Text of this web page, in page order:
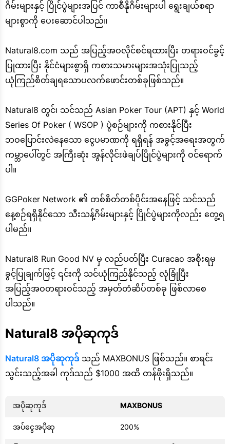
ဂိမ်းများနှင့် ပြိုင်ပွဲများအပြင် ကာစီနိုဂိမ်းများပါ ရွေးချယ်စရာ
များစွာကို ပေးဆောင်ပါသည်။
Natural8.com သည် အပြည့်အဝလိုင်စင်ရထားပြီး တရားဝင်ခွင့်
ပြုထားပြီး နိုင်ငံများစွာရှိ ကစားသမားများအသုံးပြုသည့်
ယုံကြည်စိတ်ချရသောပလက်ဖောင်းတစ်ခုဖြစ်သည်။
Natural8 တွင်၊ သင်သည် Asian Poker Tour (APT) နှင့် World
Series Of Poker ( WSOP ) ပွဲစဉ်များကို ကစားနိုင်ပြီး
ဘဝပြောင်းလဲနေသော ငွေပမာဏကို ရရှိရန် အခွင့်အရေးအတွက်
ကမ္ဘာပေါ်တွင် အကြီးဆုံး အွန်လိုင်းဖဲချပ်ပြိုင်ပွဲများကို ဝင်ရောက်
ပါ။
GGPoker Network ၏ တစ်စိတ်တစ်ပိုင်းအနေဖြင့် သင်သည်
နေ့စဉ်ရရှိနိုင်သော သီးသန့်ဂိမ်းများနှင့် ပြိုင်ပွဲများကိုလည်း တွေ့ရ
ပါမည်။
Natural8 Run Good NV မှ လည်ပတ်ပြီး Curacao အစိုးရမှ
ခွင့်ပြုချက်ဖြင့် ၎င်းကို သင်ယုံကြည်နိုင်သည့် လုံခြုံပြီး
အပြည့်အဝတရားဝင်သည့် အမှတ်တံဆိပ်တစ်ခု ဖြစ်လာစေ
ပါသည်။
Natural8 အပိုဆုကုဒ်
Natural8 အပိုဆုကုဒ်သည် MAXBONUS ဖြစ်သည်။ စာရင်း
သွင်းသည့်အခါ ကုဒ်သည် $1000 အထိ တန်ဖိုးရှိသည်။
အပိုဆုကုဒ် MAXBONUS
အပ်ငွေအပိုဆု 200%